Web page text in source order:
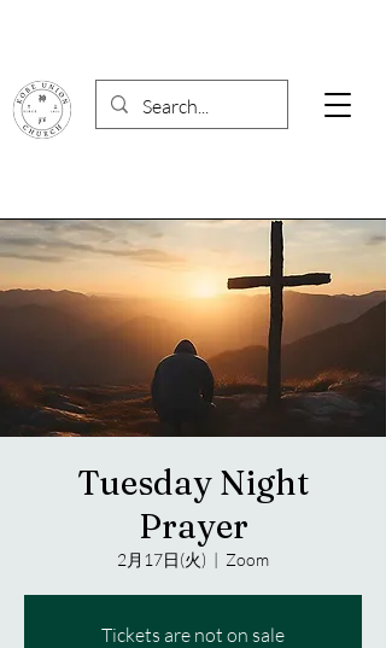
Tuesday Night
Prayer
2月17日(火)
  |
Zoom
Tickets are not on sale